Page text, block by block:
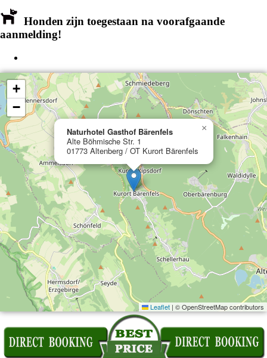
Honden zijn toegestaan na voorafgaande
aanmelding!
Naturhotel Gasthof Bärenfels
Alte Böhmische Str. 1
01773 Altenberg / OT Kurort Bärenfels
×
+
−
Leaflet | © OpenStreetMap contributors